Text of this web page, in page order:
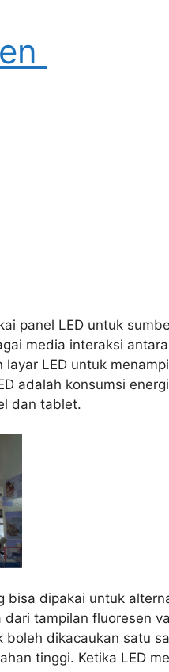
panel LED untuk
media interaksi
LED untuk
adalah konsumsi
dan tablet.
dipakai untuk
tampilan fluoresen
dikacaukan satu
tinggi. Ketika LED